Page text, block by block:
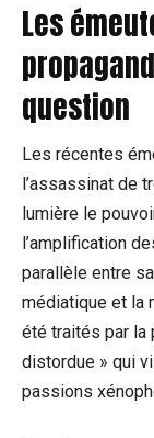
Les
question
Les récentes
l’assassinat de
lumière le
l’amplification
parallèle entre
médiatique et la
été traités par la
distordue » qui
passions